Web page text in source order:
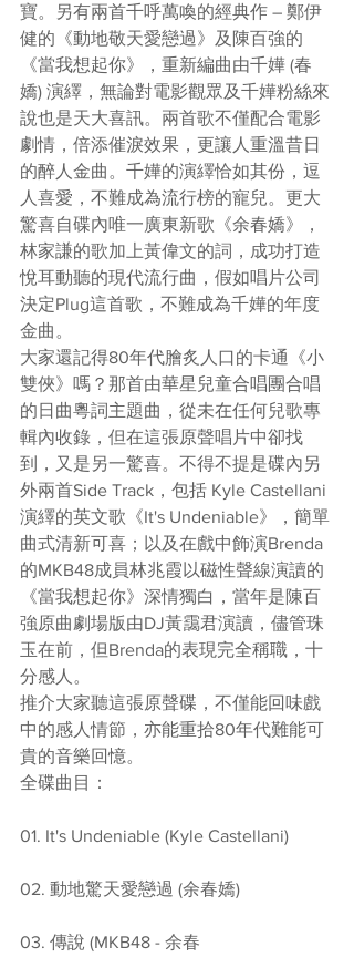
寶。另有兩首千呼萬喚的經典作 – 鄭伊
健的《動地敬天愛戀過》及陳百強的
《當我想起你》，重新編曲由千嬅 (春
嬌) 演繹，無論對電影觀眾及千嬅粉絲來
說也是天大喜訊。兩首歌不僅配合電影
劇情，倍添催淚效果，更讓人重溫昔日
的醉人金曲。千嬅的演繹恰如其份，逗
人喜愛，不難成為流行榜的寵兒。更大
驚喜自碟內唯一廣東新歌《余春嬌》，
林家謙的歌加上黃偉文的詞，成功打造
悅耳動聽的現代流行曲，假如唱片公司
決定Plug這首歌，不難成為千嬅的年度
金曲。
大家還記得80年代膾炙人口的卡通《小
雙俠》嗎？那首由華星兒童合唱團合唱
的日曲粵詞主題曲，從未在任何兒歌專
輯內收錄，但在這張原聲唱片中卻找
到，又是另一驚喜。不得不提是碟內另
外兩首Side Track，包括 Kyle Castellani
演繹的英文歌《It's Undeniable》，簡單
曲式清新可喜；以及在戲中飾演Brenda
的MKB48成員林兆霞以磁性聲線演讀的
《當我想起你》深情獨白，當年是陳百
強原曲劇場版由DJ黃靄君演讀，儘管珠
玉在前，但Brenda的表現完全稱職，十
分感人。
推介大家聽這張原聲碟，不僅能回味戲
中的感人情節，亦能重拾80年代難能可
貴的音樂回憶。
全碟曲目：
01. It's Undeniable (Kyle Castellani)
02. 動地驚天愛戀過 (余春嬌)
03. 傳說 (MKB48 - 余春